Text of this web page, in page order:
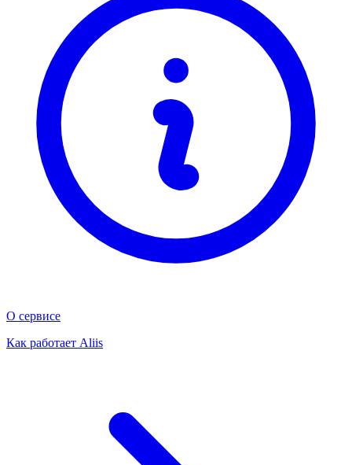
О сервисе
Как работает Aliis